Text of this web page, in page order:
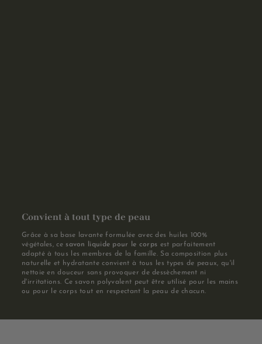
Convient à tout type de peau
Grâce à sa base lavante formulée avec des huiles 100%
végétales, ce savon liquide pour le corps est parfaitement
adapté à tous les membres de la famille. Sa composition plus
naturelle et hydratante convient à tous les types de peaux, qu'il
nettoie en douceur sans provoquer de dessèchement ni
d'irritations. Ce savon polyvalent peut être utilisé pour les mains
ou pour le corps tout en respectant la peau de chacun.